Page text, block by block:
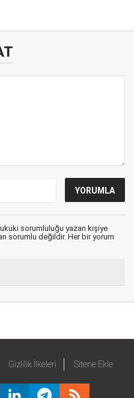
sorumluluğu yazan kişiye
sorumlu değildir. Her bir yorum
Gizlilik İlkeleri Sitene Ekle